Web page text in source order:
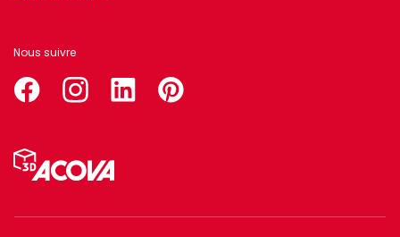
Nous suivre
facebookinstagramlinkedin pinterest
Menu
de